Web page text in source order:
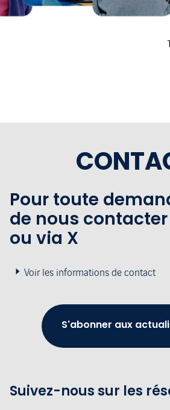
Pour toute
de nous
ou via X
Voir les informations de contact
S'abonner aux
Suivez-nous sur les